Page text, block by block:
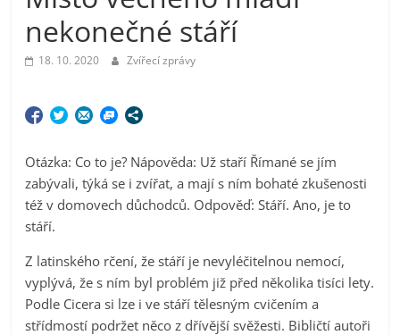
nekonečné stáří
18. 10. 2020 Zvířecí zprávy
Otázka: Co to je? Nápověda: Už staří Římané se jím
zabývali, týká se i zvířat, a mají s ním bohaté zkušenosti
též v domovech důchodců. Odpověď: Stáří. Ano, je to
stáří.
Z latinského rčení, že stáří je nevyléčitelnou nemocí,
vyplývá, že s ním byl problém již před několika tisíci lety.
Podle Cicera si lze i ve stáří tělesným cvičením a
střídmostí podržet něco z dřívější svěžesti. Bibličtí autoři